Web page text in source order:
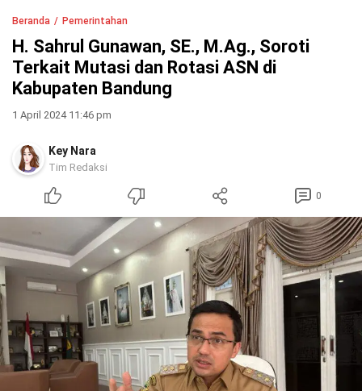
Beranda Pemerintahan
H. Sahrul Gunawan, SE., M.Ag., Soroti
Terkait Mutasi dan Rotasi ASN di
Kabupaten Bandung
1 April 2024 11:46 pm
Key Nara
Tim Redaksi
0